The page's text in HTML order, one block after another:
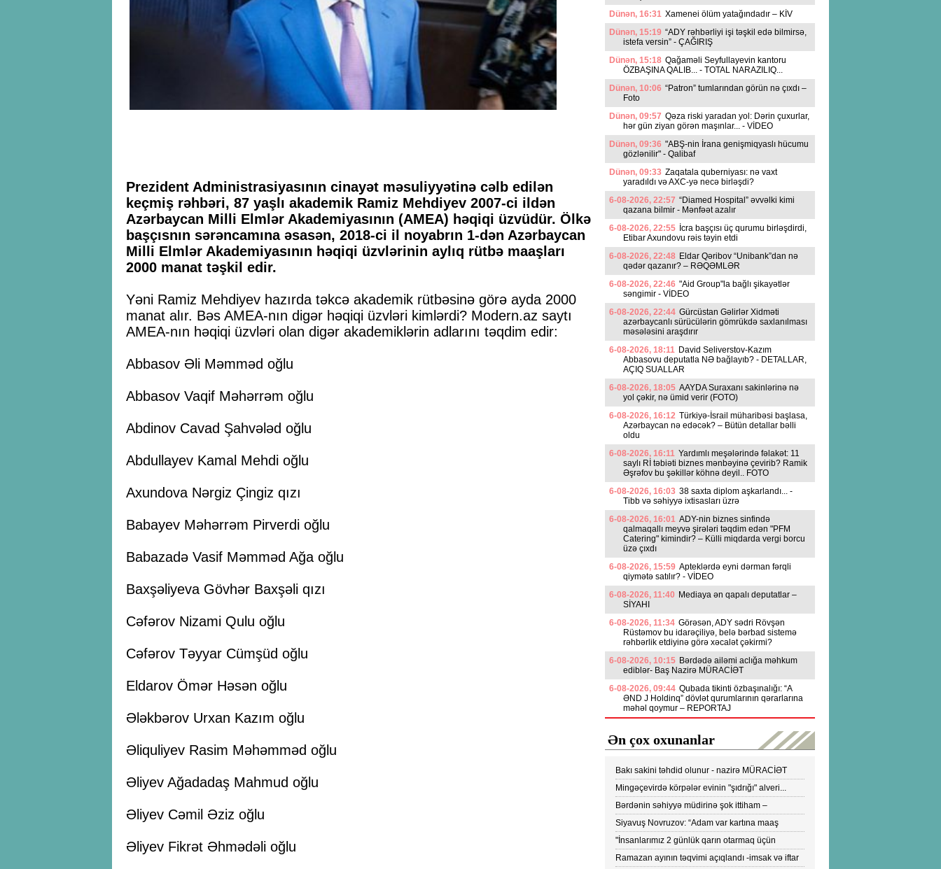
Prezident Administrasiyasının cinayət məsuliyyətinə cəlb edilən
keçmiş rəhbəri, 87 yaşlı akademik Ramiz Mehdiyev 2007-ci ildən
Azərbaycan Milli Elmlər Akademiyasının (AMEA) həqiqi üzvüdür. Ölkə
başçısnın sərəncamına əsasən, 2018-ci il noyabrın 1-dən Azərbaycan
Milli Elmlər Akademiyasının həqiqi üzvlərinin aylıq rütbə maaşları
2000 manat təşkil edir.
Yəni Ramiz Mehdiyev hazırda təkcə akademik rütbəsinə görə ayda 2000
manat alır. Bəs AMEA-nın digər həqiqi üzvləri kimlərdi? Modern.az saytı
AMEA-nın həqiqi üzvləri olan digər akademiklərin adlarını təqdim edir:
Abbasov Əli Məmməd oğlu
Abbasov Vaqif Məhərrəm oğlu
Abdinov Cavad Şahvələd oğlu
Abdullayev Kamal Mehdi oğlu
Axundova Nərgiz Çingiz qızı
Babayev Məhərrəm Pirverdi oğlu
Babazadə Vasif Məmməd Ağa oğlu
Baxşəliyeva Gövhər Baxşəli qızı
Cəfərov Nizami Qulu oğlu
Cəfərov Təyyar Cümşüd oğlu
Eldarov Ömər Həsən oğlu
Ələkbərov Urxan Kazım oğlu
Əliquliyev Rasim Məhəmməd oğlu
Əliyev Ağadadaş Mahmud oğlu
Əliyev Cəmil Əziz oğlu
Əliyev Fikrət Əhmədəli oğlu
Dünən, 16:31 Xamenei ölüm yatağındadır – KİV
Dünən, 15:19 “ADY rəhbərliyi işi təşkil edə bilmirsə,
istefa versin” - ÇAĞIRIŞ
Dünən, 15:18 Qağaməli Seyfullayevin kantoru
ÖZBAŞINA QALIB... - TOTAL NARAZILIQ...
Dünən, 10:06 “Patron” tumlarından görün nə çıxdı –
Foto
Dünən, 09:57 Qəza riski yaradan yol: Dərin çuxurlar,
hər gün ziyan görən maşınlar... - VİDEO
Dünən, 09:36 "ABŞ-nin İrana genişmiqyaslı hücumu
gözlənilir" - Qalibaf
Dünən, 09:33 Zaqatala quberniyası: nə vaxt
yaradıldı və AXC-yə necə birləşdi?
6-08-2026, 22:57 “Diamed Hospital” əvvəlki kimi
qazana bilmir - Mənfəət azalır
6-08-2026, 22:55 İcra başçısı üç qurumu birləşdirdi,
Etibar Axundovu rəis təyin etdi
6-08-2026, 22:48 Eldar Qəribov “Unibank”dan nə
qədər qazanır? – RƏQƏMLƏR
6-08-2026, 22:46 "Aid Group"la bağlı şikayətlər
səngimir - VİDEO
6-08-2026, 22:44 Gürcüstan Gəlirlər Xidməti
azərbaycanlı sürücülərin gömrükdə saxlanılması
məsələsini araşdırır
6-08-2026, 18:11 David Seliverstov-Kazım
Abbasovu deputatla NƏ bağlayıb? - DETALLAR,
AÇIQ SUALLAR
6-08-2026, 18:05 AAYDA Suraxanı sakinlərinə nə
yol çəkir, nə ümid verir (FOTO)
6-08-2026, 16:12 Türkiyə-İsrail müharibəsi başlasa,
Azərbaycan nə edəcək? – Bütün detallar bəlli
oldu
6-08-2026, 16:11 Yardımlı meşələrində fəlakət: 11
saylı Rİ təbiəti biznes mənbəyinə çevirib? Ramik
Əşrəfov bu şəkillər köhnə deyil.. FOTO
6-08-2026, 16:03 38 saxta diplom aşkarlandı... -
Tibb və səhiyyə ixtisasları üzrə
6-08-2026, 16:01 ADY-nin biznes sinfində
qalmaqallı meyvə şirələri təqdim edən "PFM
Catering" kimindir? – Külli miqdarda vergi borcu
üzə çıxdı
6-08-2026, 15:59 Apteklərdə eyni dərman fərqli
qiymətə satılır? - VİDEO
6-08-2026, 11:40 Mediaya ən qapalı deputatlar –
SİYAHI
6-08-2026, 11:34 Görəsən, ADY sədri Rövşən
Rüstəmov bu idarəçiliyə, belə bərbad sistemə
rəhbərlik etdiyinə görə xəcalət çəkirmi?
6-08-2026, 10:15 Bərdədə ailəmi aclığa məhkum
ediblər- Baş Nazirə MÜRACİƏT
6-08-2026, 09:44 Qubada tikinti özbaşınalığı: “A
ƏND J Holdinq” dövlət qurumlarının qərarlarına
məhəl qoymur – REPORTAJ
Ən çox oxunanlar
Bakı sakini təhdid olunur - nazirə MÜRACİƏT
edildi
Mingəçevirdə körpələr evinin "şıdrığı" alveri...
VİDEO
Bərdənin səhiyyə müdirinə şok ittiham –
Koronavirusun yayılmasına səbəb olur-VİDEO
Siyavuş Novruzov: “Adam var kartına maaş
yüklənən kimi bankomatı qaçır ki, pulu çıxartsın”
"İnsanlarımız 2 günlük qarın otarmaq üçün
rayonlara axışırlar" - Fazil Mustafa
Ramazan ayının təqvimi açıqlandı -imsak və iftar